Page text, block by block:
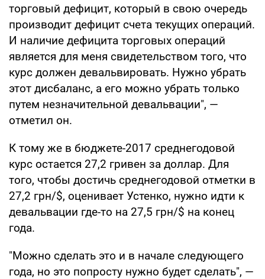
торговый дефицит, который в свою очередь
производит дефицит счета текущих операций.
И наличие дефицита торговых операций
является для меня свидетельством того, что
курс должен девальвировать. Нужно убрать
этот дисбаланс, а его можно убрать только
путем незначительной девальвации", —
отметил он.
К тому же в бюджете-2017 среднегодовой
курс остается 27,2 гривен за доллар. Для
того, чтобы достичь среднегодовой отметки в
27,2 грн/$, оценивает Устенко, нужно идти к
девальвации где-то на 27,5 грн/$ на конец
года.
"Можно сделать это и в начале следующего
года, но это попросту нужно будет сделать", —